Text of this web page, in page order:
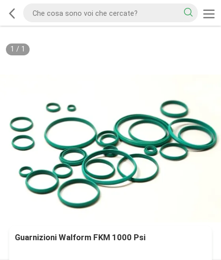
1 / 1
Guarnizioni Walform FKM 1000 Psi